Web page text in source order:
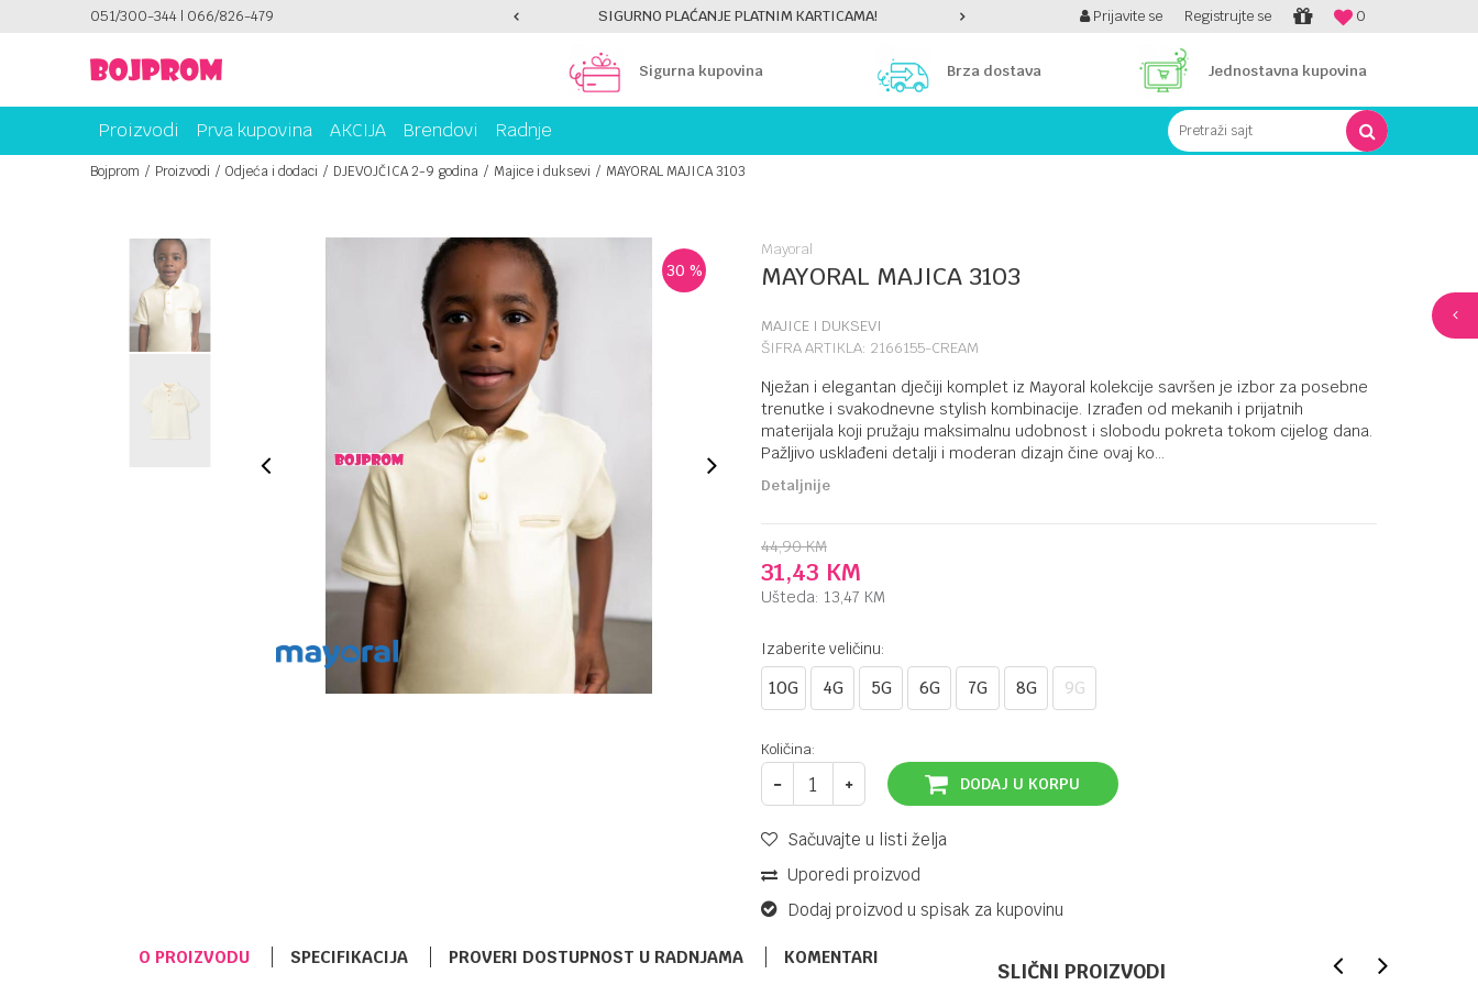
051/300-344 | 066/826-479PLATI UNICREDIT KARTICOM NA RATE! SIGURNO PLAĆANJE PLATNIM KARTICAMA! PLATI UNICREDIT KARTICOM NA RATE! 0
Prijavite se Registrujte se
Sigurna kupovina Brza dostava Jednostavna kupovina
Proizvodi Prva kupovina AKCIJA Brendovi Radnje Pretraži sajt
Bojprom Proizvodi Odjeća i dodaci DJEVOJČICA 2-9 godina Majice i duksevi MAYORAL MAJICA 3103
30 %
Mayoral
MAYORAL MAJICA 3103
MAJICE I DUKSEVI
ŠIFRA ARTIKLA: 2166155-CREAM
Nježan i elegantan dječiji komplet iz Mayoral kolekcije savršen je izbor za posebne
trenutke i svakodnevne stylish kombinacije. Izrađen od mekanih i prijatnih
materijala koji pružaju maksimalnu udobnost i slobodu pokreta tokom cijelog dana.
Pažljivo usklađeni detalji i moderan dizajn čine ovaj ko...
Detaljnije
44,90 KM
31,43 KM
Ušteda: 13,47 KM
Izaberite veličinu:
10G 4G 5G 6G 7G 8G 9G
Količina:
DODAJ U KORPU
Sačuvajte u listi želja
Uporedi proizvod
Dodaj proizvod u spisak za kupovinu
O PROIZVODU SPECIFIKACIJA PROVERI DOSTUPNOST U RADNJAMA KOMENTARI
SLIČNI PROIZVODI